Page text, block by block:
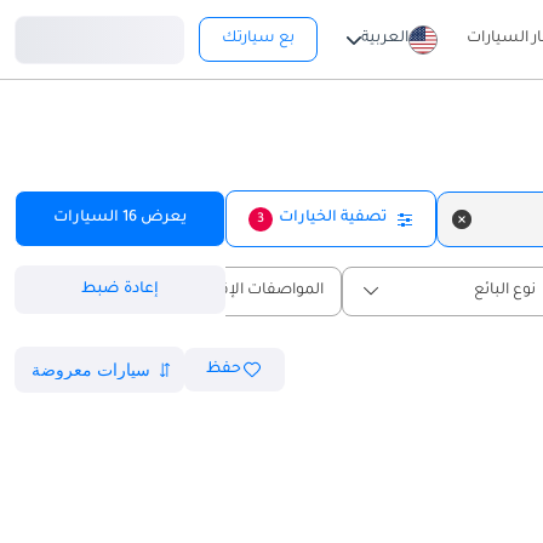
السيارات العربية بع سيارتك
تصفية الخيارات 3 يعرض 16 السيارات
نوع البائع المواصفات الإقليمية إعادة ضبط
حفظ